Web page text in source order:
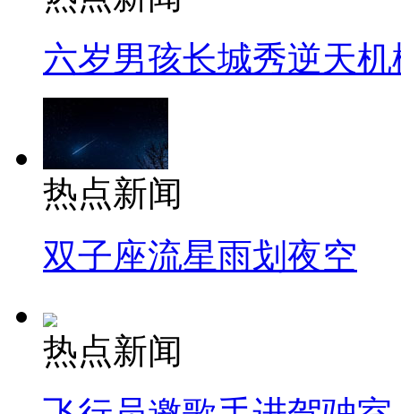
六岁男孩长城秀逆天机
热点新闻
双子座流星雨划夜空
热点新闻